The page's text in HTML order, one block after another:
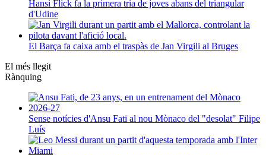
Hansi Flick fa la primera tria de joves abans del triangular
d'Udine
El Barça fa caixa amb el traspàs de Jan Virgili al Bruges
El més llegit
Rànquing
Sense notícies d'Ansu Fati al nou Mònaco del "desolat" Filipe
Luís